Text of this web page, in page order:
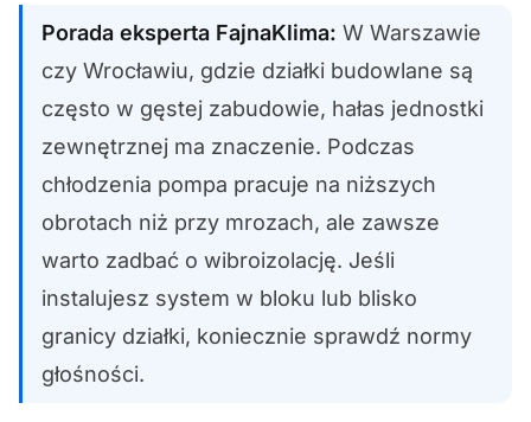
Porada eksperta FajnaKlima: W Warszawie
czy Wrocławiu, gdzie działki budowlane są
często w gęstej zabudowie, hałas jednostki
zewnętrznej ma znaczenie. Podczas
chłodzenia pompa pracuje na niższych
obrotach niż przy mrozach, ale zawsze
warto zadbać o wibroizolację. Jeśli
instalujesz system w bloku lub blisko
granicy działki, koniecznie sprawdź normy
głośności.